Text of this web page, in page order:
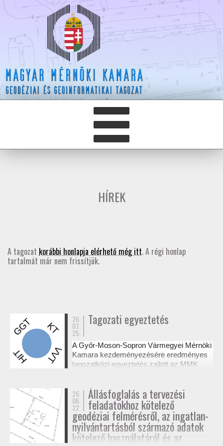
TOVÁBBKÉPZÉSEK
ELNÖKSÉG
MUNKATERVEK, BESZÁMOLÓK
HATÁROZATOK
JOGSZABÁLYOK, SZABÁLYZATOK, SZABVÁNYOK
NÉVJEGYZÉK
SEGÉDLETEK / FAP
HÍREK
A tagozat korábbi honlapja elérhető még itt. A régi honlap
tartalmát már nem frissítjük.
26.
07.
25.
Tagozati egyeztetés
A Győr-Moson-Sopron Vármegyei Mérnöki
Kamara kezdeményezésére eredményes
tagozatközi egyeztetés zajlott az MMK
dokumentációk jogosultsági kérdéseiről. A
résztvevő tagozatok a 327/2015. (XI. 10.)
Korm. rendelet alapján tisztázták a
kompetenciahatárokat, és a jövőben közös
workshopok formájában folytatják a
szakmai együttműködést.
26.
06.
22.
Állásfoglalás a tervezési
feladatokhoz kötelező
geodéziai felmérésről, az ingatlan-
nyilvántartásból származó adatok
kötelező használatáról és az